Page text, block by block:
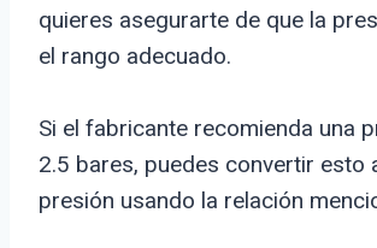
quieres asegurarte de que la
el rango adecuado.
Si el fabricante recomienda una
2.5 bares, puedes convertir esto
presión usando la relación